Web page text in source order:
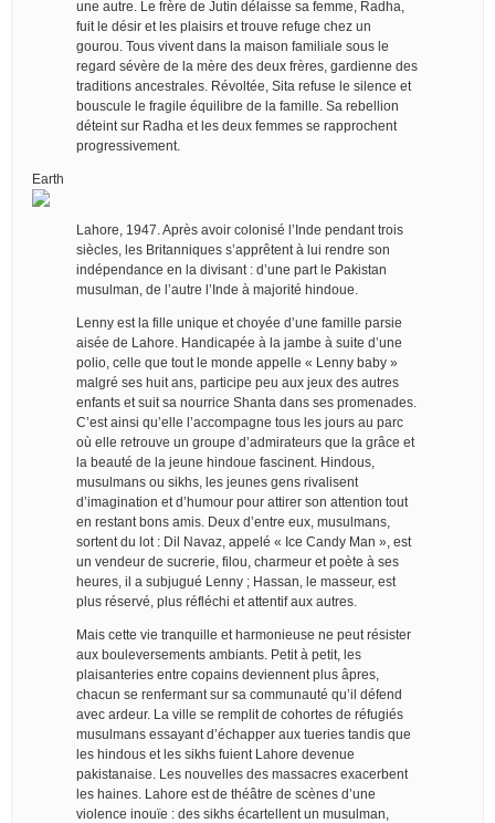
une autre. Le frère de Jutin délaisse sa femme, Radha,
fuit le désir et les plaisirs et trouve refuge chez un
gourou. Tous vivent dans la maison familiale sous le
regard sévère de la mère des deux frères, gardienne des
traditions ancestrales. Révoltée, Sita refuse le silence et
bouscule le fragile équilibre de la famille. Sa rebellion
déteint sur Radha et les deux femmes se rapprochent
progressivement.
Earth
Lahore, 1947. Après avoir colonisé l’Inde pendant trois
siècles, les Britanniques s’apprêtent à lui rendre son
indépendance en la divisant : d’une part le Pakistan
musulman, de l’autre l’Inde à majorité hindoue.
Lenny est la fille unique et choyée d’une famille parsie
aisée de Lahore. Handicapée à la jambe à suite d’une
polio, celle que tout le monde appelle « Lenny baby »
malgré ses huit ans, participe peu aux jeux des autres
enfants et suit sa nourrice Shanta dans ses promenades.
C’est ainsi qu’elle l’accompagne tous les jours au parc
où elle retrouve un groupe d’admirateurs que la grâce et
la beauté de la jeune hindoue fascinent. Hindous,
musulmans ou sikhs, les jeunes gens rivalisent
d’imagination et d’humour pour attirer son attention tout
en restant bons amis. Deux d’entre eux, musulmans,
sortent du lot : Dil Navaz, appelé « Ice Candy Man », est
un vendeur de sucrerie, filou, charmeur et poète à ses
heures, il a subjugué Lenny ; Hassan, le masseur, est
plus réservé, plus réfléchi et attentif aux autres.
Mais cette vie tranquille et harmonieuse ne peut résister
aux bouleversements ambiants. Petit à petit, les
plaisanteries entre copains deviennent plus âpres,
chacun se renfermant sur sa communauté qu’il défend
avec ardeur. La ville se remplit de cohortes de réfugiés
musulmans essayant d’échapper aux tueries tandis que
les hindous et les sikhs fuient Lahore devenue
pakistanaise. Les nouvelles des massacres exacerbent
les haines. Lahore est de théâtre de scènes d’une
violence inouïe : des sikhs écartellent un musulman,